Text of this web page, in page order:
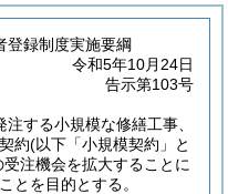
登録制度実施要綱
令和5年10月24日
告示第103号
する小規模な修繕工事、
約(以下「小規模契約」と
注機会を拡大することに
とを目的とする。